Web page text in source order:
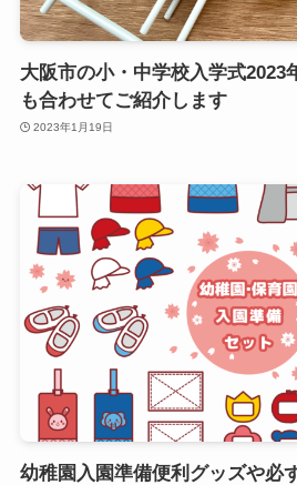
大阪市の小・中学校入学式2023
も合わせてご紹介します
2023年1月19日
幼稚園入園準備便利グッズや必